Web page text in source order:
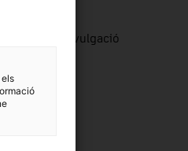
Recerca i divulgació
1 hora